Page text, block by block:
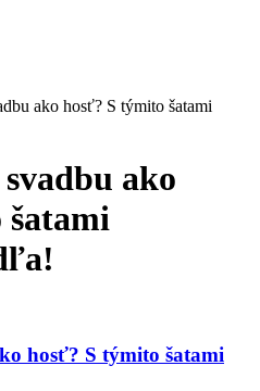
ako hosť? S týmito šatami
ako
hosť? S týmito šatami